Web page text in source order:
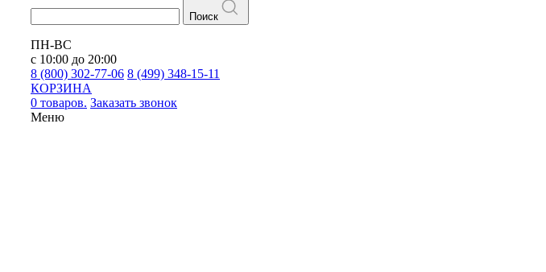
Поиск
ПН-ВС
с 10:00 до 20:00
8 (800) 302-77-06 8 (499) 348-15-11
КОРЗИНА
0 товаров. Заказать звонок
Меню